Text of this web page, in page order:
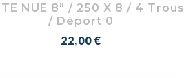
NUE 8" / 250 X 8 / 4 Trous
/ Déport 0
Prix
22,00 €